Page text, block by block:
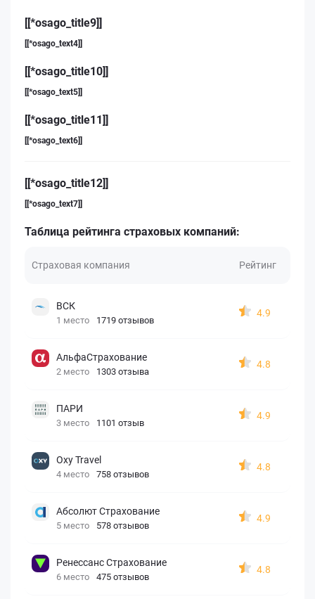
[[*osago_title9]]
[[*osago_text4]]
[[*osago_title10]]
[[*osago_text5]]
[[*osago_title11]]
[[*osago_text6]]
[[*osago_title12]]
[[*osago_text7]]
Таблица рейтинга страховых компаний:
Страховая компания Рейтинг
ВСК
1 место 1719 отзывов
4.9
АльфаСтрахование
2 место 1303 отзыва
4.8
ПАРИ
3 место 1101 отзыв
4.9
Oxy Travel
4 место 758 отзывов
4.8
Абсолют Страхование
5 место 578 отзывов
4.9
Ренессанс Страхование
6 место 475 отзывов
4.8